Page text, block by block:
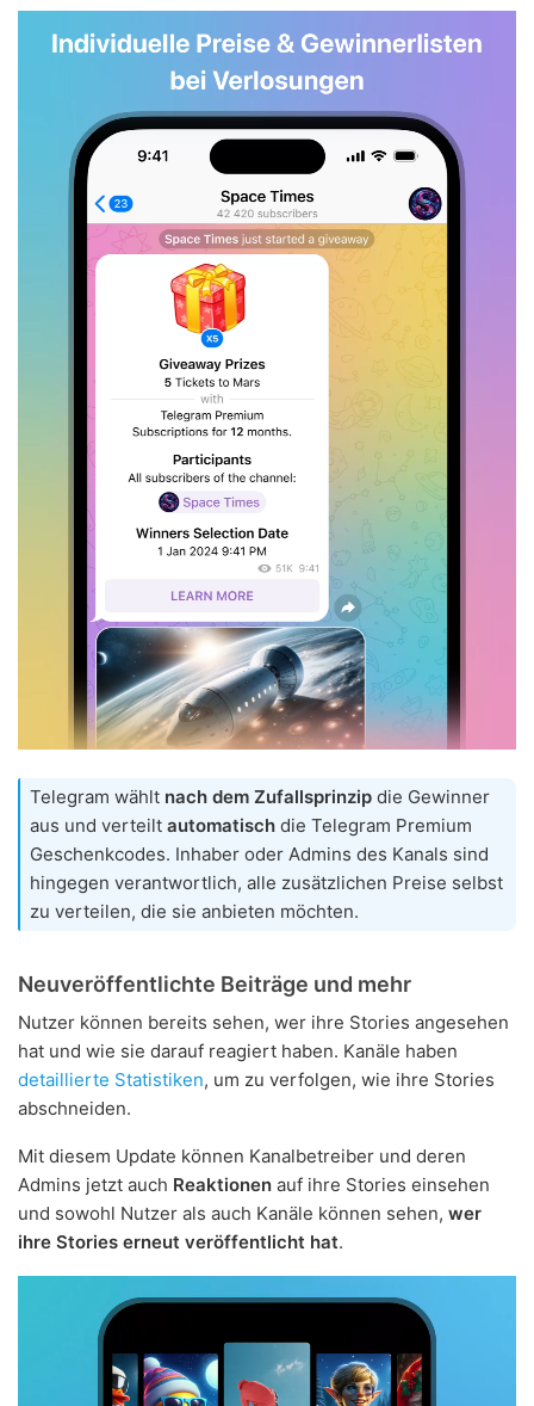
Telegram wählt nach dem Zufallsprinzip die Gewinner
aus und verteilt automatisch die Telegram Premium
Geschenkcodes. Inhaber oder Admins des Kanals sind
hingegen verantwortlich, alle zusätzlichen Preise selbst
zu verteilen, die sie anbieten möchten.
Neuveröffentlichte Beiträge und mehr
Nutzer können bereits sehen, wer ihre Stories angesehen
hat und wie sie darauf reagiert haben. Kanäle haben
detaillierte Statistiken, um zu verfolgen, wie ihre Stories
abschneiden.
Mit diesem Update können Kanalbetreiber und deren
Admins jetzt auch Reaktionen auf ihre Stories einsehen
und sowohl Nutzer als auch Kanäle können sehen, wer
ihre Stories erneut veröffentlicht hat.